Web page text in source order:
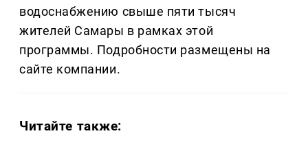
водоснабжению свыше пяти тысяч
жителей Самары в рамках этой
программы. Подробности размещены на
сайте компании.
Читайте также: